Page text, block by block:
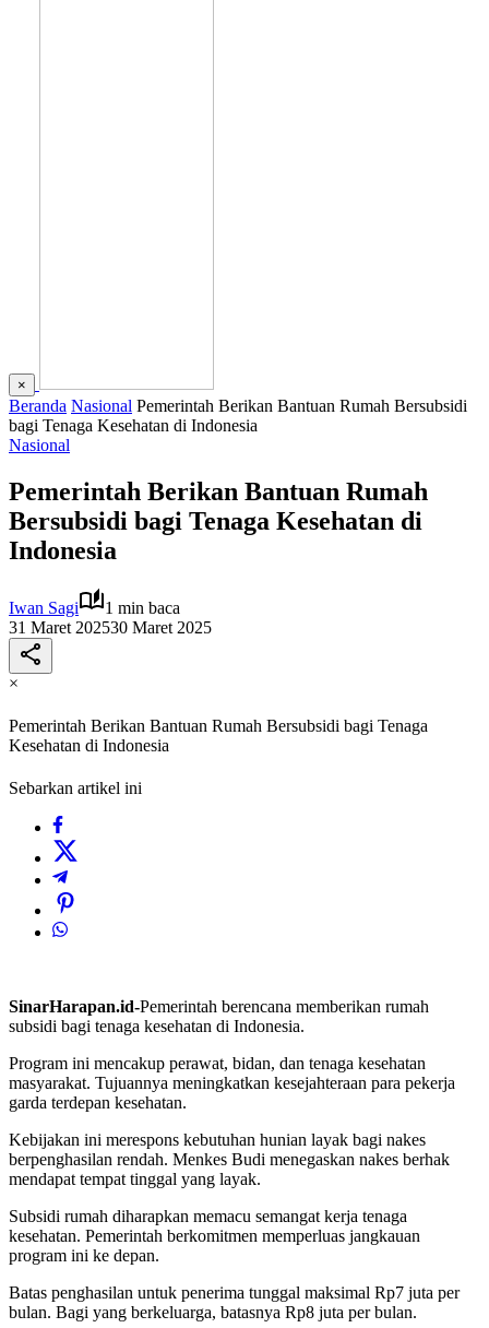
×
Beranda Nasional Pemerintah Berikan Bantuan Rumah Bersubsidi
bagi Tenaga Kesehatan di Indonesia
Nasional
Pemerintah Berikan Bantuan Rumah
Bersubsidi bagi Tenaga Kesehatan di
Indonesia
Iwan Sagi
1 min baca
31 Maret 202530 Maret 2025
×
Pemerintah Berikan Bantuan Rumah Bersubsidi bagi Tenaga
Kesehatan di Indonesia
Sebarkan artikel ini
SinarHarapan.id-Pemerintah berencana memberikan rumah
subsidi bagi tenaga kesehatan di Indonesia.
Program ini mencakup perawat, bidan, dan tenaga kesehatan
masyarakat. Tujuannya meningkatkan kesejahteraan para pekerja
garda terdepan kesehatan.
Kebijakan ini merespons kebutuhan hunian layak bagi nakes
berpenghasilan rendah. Menkes Budi menegaskan nakes berhak
mendapat tempat tinggal yang layak.
Subsidi rumah diharapkan memacu semangat kerja tenaga
kesehatan. Pemerintah berkomitmen memperluas jangkauan
program ini ke depan.
Batas penghasilan untuk penerima tunggal maksimal Rp7 juta per
bulan. Bagi yang berkeluarga, batasnya Rp8 juta per bulan.